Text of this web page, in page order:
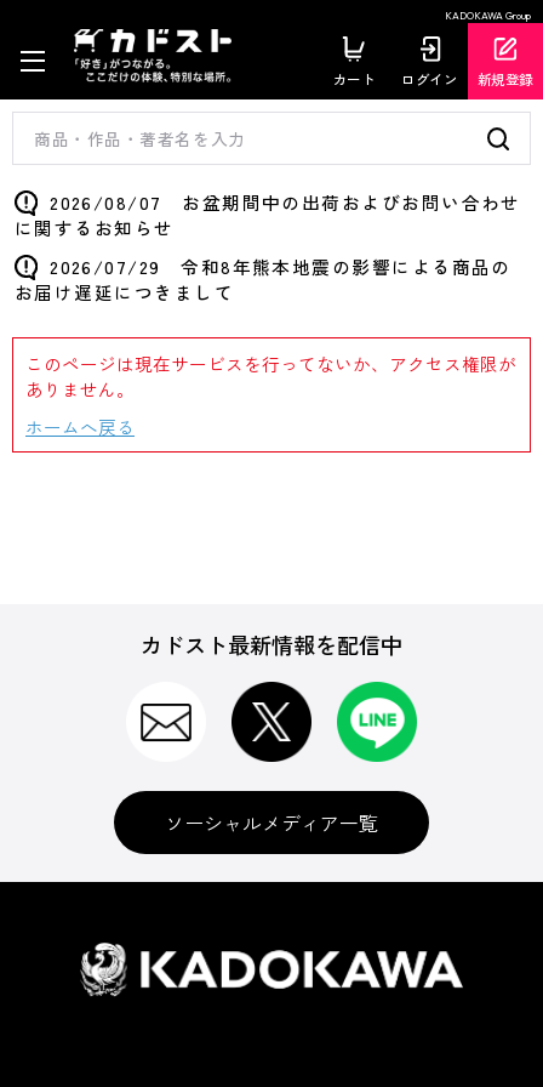
KADOKAWA Group
カート ログイン 新規登録
2026/08/07 お盆期間中の出荷およびお問い合わせ
に関するお知らせ
2026/07/29 令和8年熊本地震の影響による商品の
お届け遅延につきまして
このページは現在サービスを行ってないか、アクセス権限が
ありません。
ホームへ戻る
カドスト最新情報を配信中
ソーシャルメディア一覧